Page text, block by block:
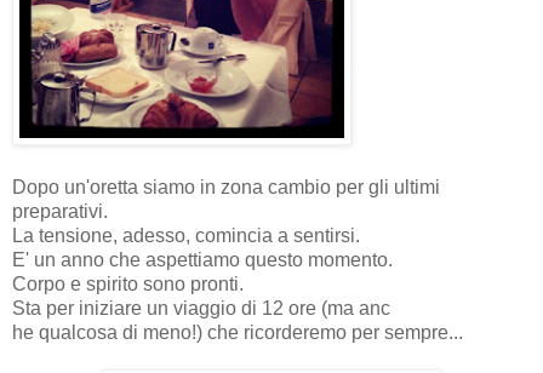
Dopo un'oretta siamo in zona cambio per gli ultimi
preparativi.
La tensione, adesso, comincia a sentirsi.
E' un anno che aspettiamo questo momento.
Corpo e spirito sono pronti.
Sta per iniziare un viaggio di 12 ore (ma anc
he qualcosa di meno!) che ricorderemo per sempre...